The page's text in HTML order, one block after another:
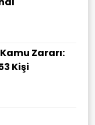
Zararı:
Kişi